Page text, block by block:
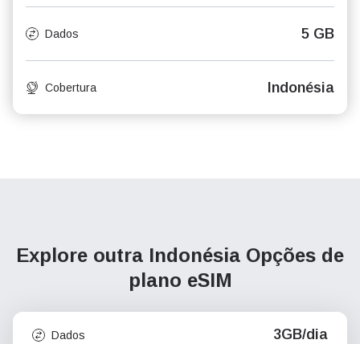
Dados 5 GB
Cobertura Indonésia
Explore outra Indonésia Opções de
plano eSIM
Dados 3GB/dia